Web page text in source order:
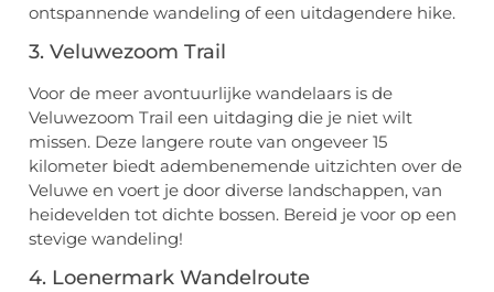
ontspannende wandeling of een uitdagendere hike.
3. Veluwezoom Trail
Voor de meer avontuurlijke wandelaars is de
Veluwezoom Trail een uitdaging die je niet wilt
missen. Deze langere route van ongeveer 15
kilometer biedt adembenemende uitzichten over de
Veluwe en voert je door diverse landschappen, van
heidevelden tot dichte bossen. Bereid je voor op een
stevige wandeling!
4. Loenermark Wandelroute